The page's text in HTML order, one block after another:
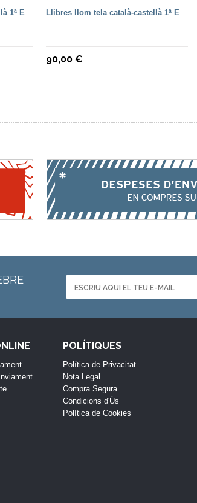
Llibres llom tela català-castellà 1ª Edició Llibres llom tela català-castellà 1ª Edició
90,00 €
POLÍTIQUES
Política de Privacitat
Nota Legal
Compra Segura
Condicions d'Ús
Política de Cookies